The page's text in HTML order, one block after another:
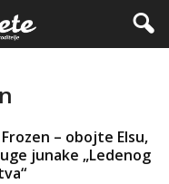
– obojte Elsu,
junake „Ledenog